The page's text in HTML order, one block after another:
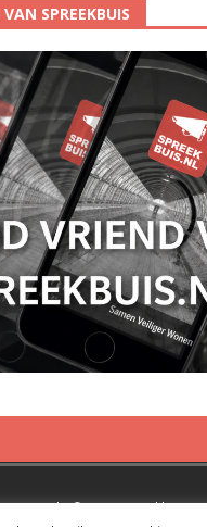
SPREEKBUIS
Copyright © 2019 Spreekbuis